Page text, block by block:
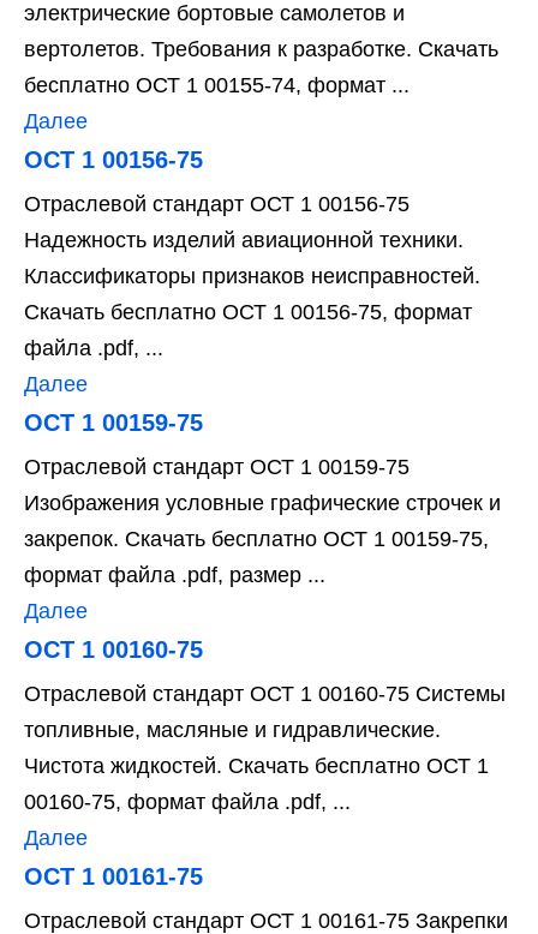
электрические бортовые самолетов и
вертолетов. Требования к разработке. Скачать
бесплатно ОСТ 1 00155-74, формат ...
Далее
ОСТ 1 00156-75
Отраслевой стандарт ОСТ 1 00156-75
Надежность изделий авиационной техники.
Классификаторы признаков неисправностей.
Скачать бесплатно ОСТ 1 00156-75, формат
файла .pdf, ...
Далее
ОСТ 1 00159-75
Отраслевой стандарт ОСТ 1 00159-75
Изображения условные графические строчек и
закрепок. Скачать бесплатно ОСТ 1 00159-75,
формат файла .pdf, размер ...
Далее
ОСТ 1 00160-75
Отраслевой стандарт ОСТ 1 00160-75 Системы
топливные, масляные и гидравлические.
Чистота жидкостей. Скачать бесплатно ОСТ 1
00160-75, формат файла .pdf, ...
Далее
ОСТ 1 00161-75
Отраслевой стандарт ОСТ 1 00161-75 Закрепки